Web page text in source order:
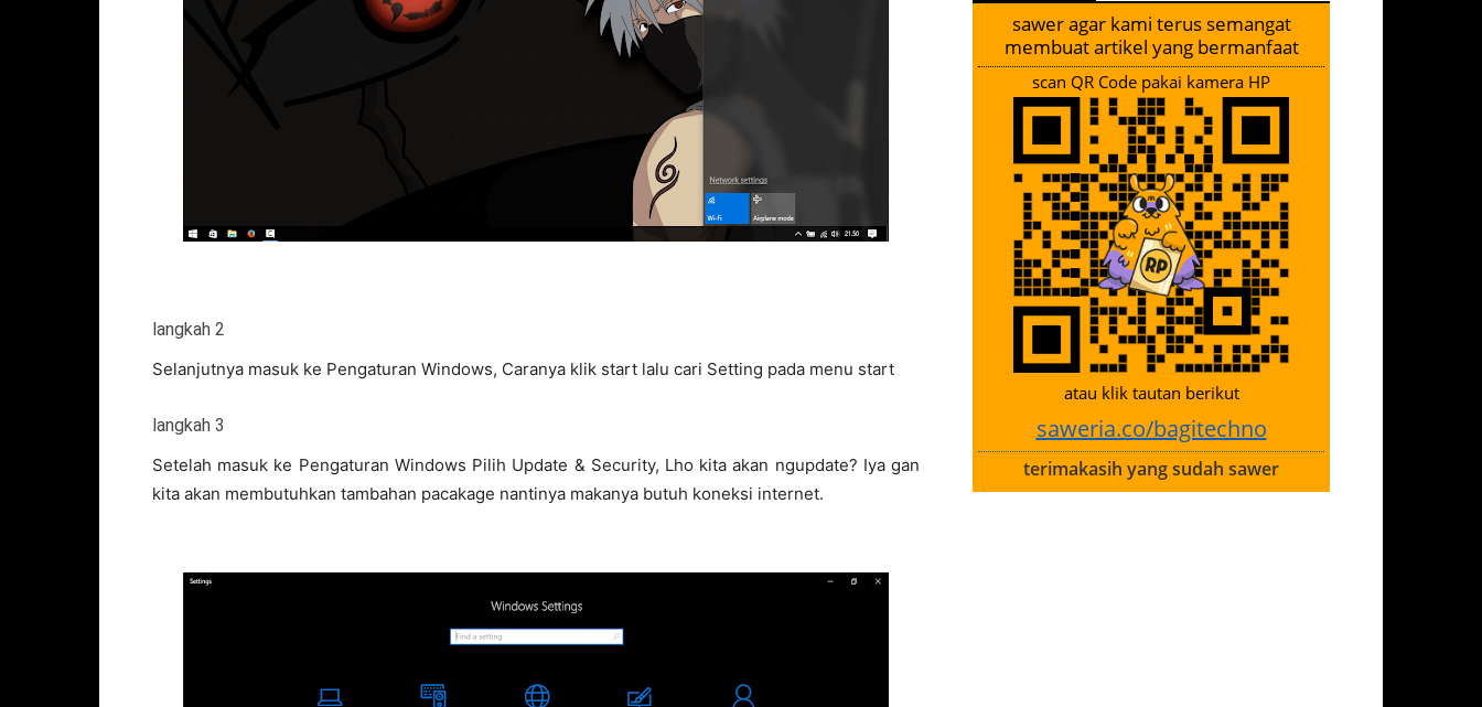
langkah 2
Selanjutnya masuk ke Pengaturan Windows, Caranya klik start lalu cari Setting pada menu start
langkah 3
Setelah masuk ke Pengaturan Windows Pilih Update & Security, Lho kita akan ngupdate? Iya gan
kita akan membutuhkan tambahan pacakage nantinya makanya butuh koneksi internet.
sawer agar kami terus semangat
membuat artikel yang bermanfaat
scan QR Code pakai kamera HP
atau klik tautan berikut
saweria.co/bagitechno
terimakasih yang sudah sawer